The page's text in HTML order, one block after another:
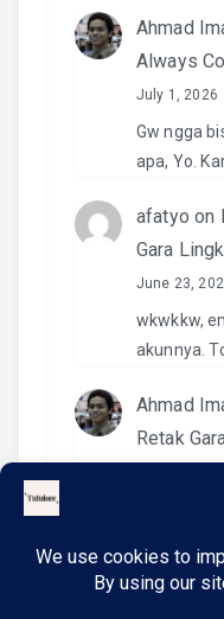
Ahmad
Always
July 1, 2026
Gw ngga
apa, Yo.
afatyo on
Gara
June 23,
wkwkkw,
akunnya.
Ahmad
Retak